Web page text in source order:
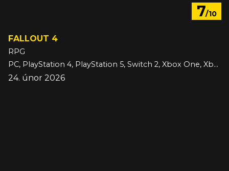
7/10
FALLOUT 4
RPG
PC, PlayStation 4, PlayStation 5, Switch 2, Xbox One, Xbox Series
24. únor 2026